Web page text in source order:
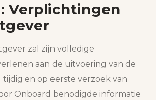
Verplichtingen
zal zijn volledige
aan de uitvoering van de
en op eerste verzoek van
Onboard benodigde informatie